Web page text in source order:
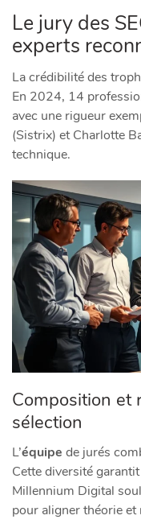
Le jury des
experts
La crédibilité des
En 2024, 14
avec une rigueur
(Sistrix) et Charlotte
technique.
Composition et
sélection
L’équipe de jurés
Cette diversité
Millennium Digital
pour aligner théorie et